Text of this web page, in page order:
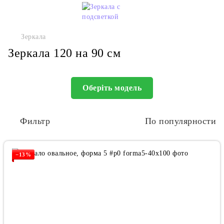
Зеркала
Зеркала 120 на 90 см
Оберіть модель
Фильтр По популярности
−13%